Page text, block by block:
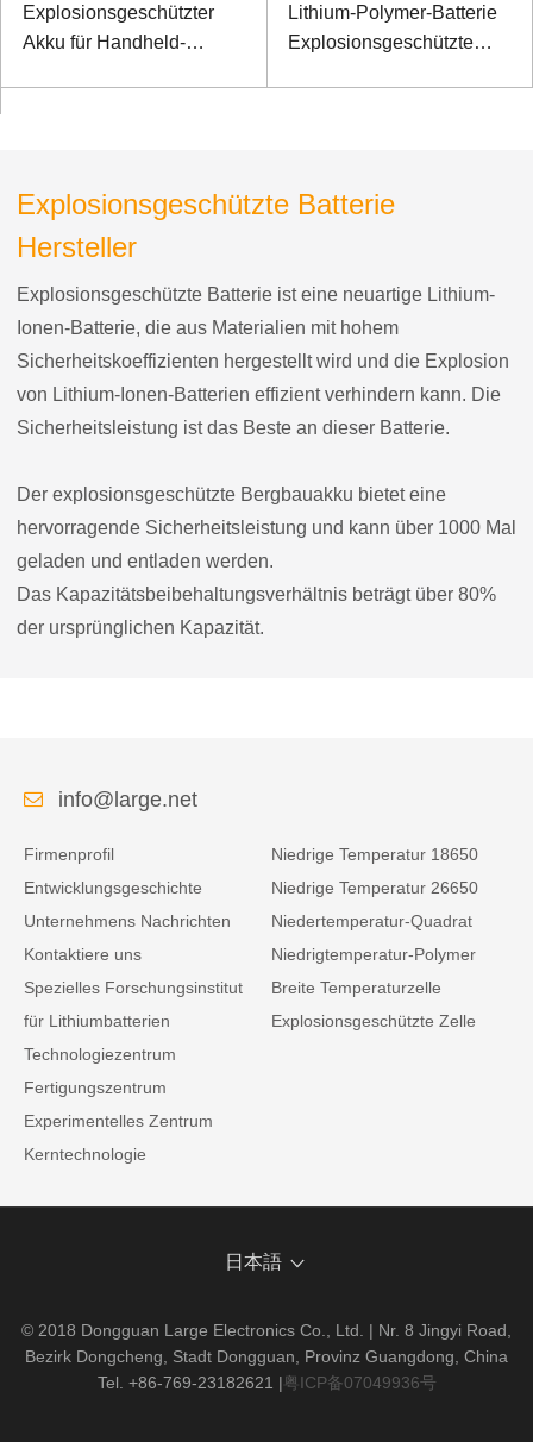
Explosionsgeschützter
Akku für Handheld-
Lithium-Polymer-Batterie
Explosionsgeschützte
Explosionsgeschützte Batterie
Hersteller
Explosionsgeschützte Batterie ist eine neuartige Lithium-
Ionen-Batterie, die aus Materialien mit hohem
Sicherheitskoeffizienten hergestellt wird und die Explosion
von Lithium-Ionen-Batterien effizient verhindern kann. Die
Sicherheitsleistung ist das Beste an dieser Batterie.
Der explosionsgeschützte Bergbauakku bietet eine
hervorragende Sicherheitsleistung und kann über 1000 Mal
geladen und entladen werden.
Das Kapazitätsbeibehaltungsverhältnis beträgt über 80%
der ursprünglichen Kapazität.
info@large.net
Firmenprofil
Entwicklungsgeschichte
Unternehmens Nachrichten
Kontaktiere uns
Spezielles Forschungsinstitut
für Lithiumbatterien
Technologiezentrum
Fertigungszentrum
Experimentelles Zentrum
Kerntechnologie
Niedrige Temperatur 18650
Niedrige Temperatur 26650
Niedertemperatur-Quadrat
Niedrigtemperatur-Polymer
Breite Temperaturzelle
Explosionsgeschützte Zelle
日本語
© 2018 Dongguan Large Electronics Co., Ltd. | Nr. 8 Jingyi Road,
Bezirk Dongcheng, Stadt Dongguan, Provinz Guangdong, China
Tel. +86-769-23182621 |粤ICP备07049936号